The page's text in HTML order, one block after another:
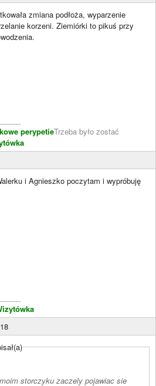
zmiana podłoża, wyparzenie
korzeni. Ziemiórki to pikuś przy
perypetieTrzeba było zostać
i Agnieszko poczytam i wypróbuję
storczyku zaczely pojawiac sie